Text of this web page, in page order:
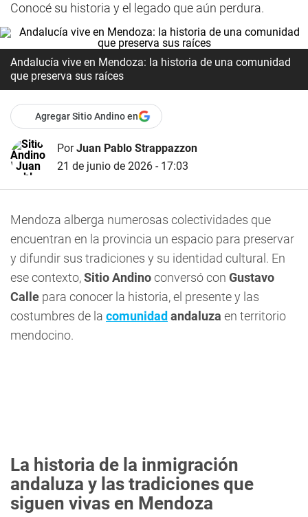
Conocé su historia y el legado que aún perdura.
Andalucía vive en Mendoza: la historia de una comunidad
que preserva sus raíces
Agregar Sitio Andino en
PorJuan Pablo Strappazzon
21 de junio de 2026 - 17:03
Mendoza alberga numerosas colectividades que
encuentran en la provincia un espacio para preservar
y difundir sus tradiciones y su identidad cultural. En
ese contexto,Sitio Andinoconversó con Gustavo
Calle para conocer la historia, el presente y las
costumbres de la comunidad andaluza en territorio
mendocino.
La historia de la inmigración
andaluza y las tradiciones que
siguen vivas en Mendoza